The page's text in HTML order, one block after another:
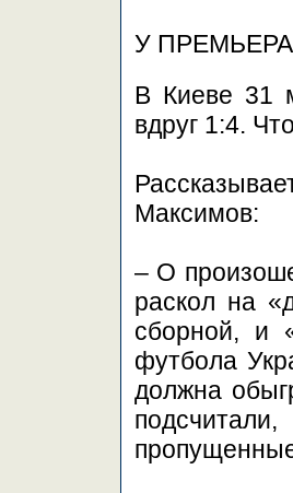
У
В Киеве 31
вдруг 1:4.
Максимов:
– О
раскол на
сборной, и
футбола
должна